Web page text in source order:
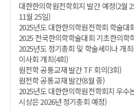
대한한의학원전학회지 발간 예정(2월
11월 25일)
2025년도 대한한의학원전학회 학술대
2025 전국한의학학술대회 기초한의학
2025년도 정기총회 및 학술세미나 개
이사회 개최(4회)
원전학 공통교재 발간 TF 회의(3회)
원전학 공통교재 발간(8월 중)
2025년도 대한한의학원전학회지 우수
시상은 2026년 정기총회 예정)